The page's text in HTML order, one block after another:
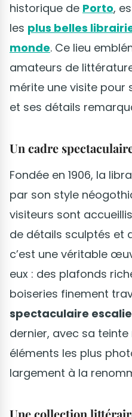
historique de Porto,
les plus belles
monde. Ce lieu
amateurs de
mérite une visite pour
et ses détails
Un cadre
Fondée en 1906, la
par son style
visiteurs sont
de détails sculptés et
c’est une véritable
eux : des plafonds
boiseries finement
spectaculaire
dernier, avec sa
éléments les plus
largement à la